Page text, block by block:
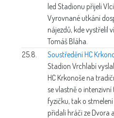
led Stadionu přijeli
Vyrovnané utkání
nájezdů, kde vystřelil
Tomáš Bláha.
25.8.
Soustředění HC
Stadion Vrchlabí
HC Krkonoše na
se vlastně o
fyzičku, tak o
přidali hráči ze Dvora